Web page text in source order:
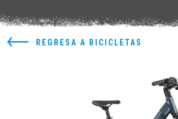
REGRESA A BICICLETAS